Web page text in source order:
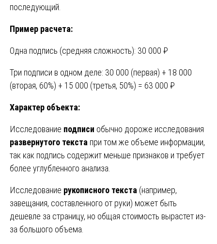
последующий.
Пример расчета:
Одна подпись (средняя сложность): 30 000 ₽
Три подписи в одном деле: 30 000 (первая) + 18 000
(вторая, 60%) + 15 000 (третья, 50%) = 63 000 ₽
Характер объекта:
Исследование подписи обычно дороже исследования
развернутого текста при том же объеме информации,
так как подпись содержит меньше признаков и требует
более углубленного анализа.
Исследование рукописного текста (например,
завещания, составленного от руки) может быть
дешевле за страницу, но общая стоимость вырастет из-
за большого объема.